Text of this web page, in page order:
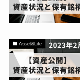
Asset&Life